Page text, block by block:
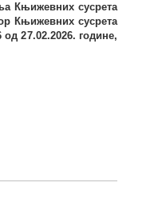
Књижевних сусрета
Књижевних сусрета
од 27.02.2026. године,